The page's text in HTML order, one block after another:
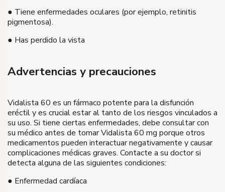
● Tiene enfermedades oculares (por ejemplo, retinitis
pigmentosa).
● Has perdido la vista
Advertencias y precauciones
Vidalista 60 es un fármaco potente para la disfunción
eréctil y es crucial estar al tanto de los riesgos vinculados a
su uso. Si tiene ciertas enfermedades, debe consultar con
su médico antes de tomar Vidalista 60 mg porque otros
medicamentos pueden interactuar negativamente y causar
complicaciones médicas graves. Contacte a su doctor si
detecta alguna de las siguientes condiciones:
● Enfermedad cardíaca